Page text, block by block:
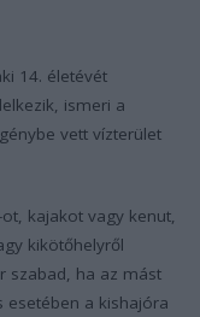
14. életévét
ismeri a
vett vízterület
kajakot vagy kenut,
kikötőhelyről
szabad, ha az mást
esetében a kishajóra